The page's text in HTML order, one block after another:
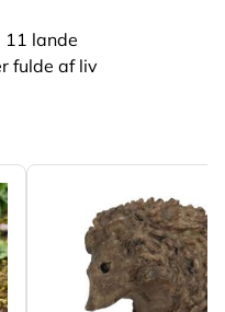
11 lande
fulde af liv